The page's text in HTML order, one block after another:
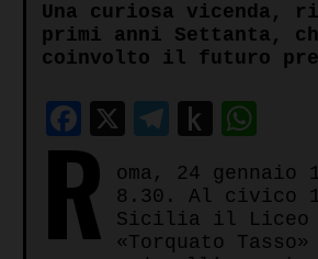
Una curiosa vicenda,
primi anni Settanta,
coinvolto il futuro
Facebook
X Telegram
Push
R oma, 24 gennaio
8.30. Al civico
Sicilia il Liceo
«Torquato